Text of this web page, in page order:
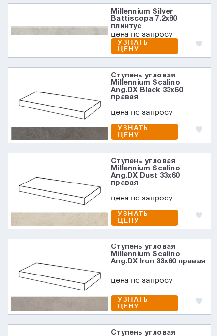
Millennium Silver
Battiscopa 7.2х80
плинтус
цена по запросу
УЗНАТЬ
ЦЕНУ
Ступень угловая
Millennium Scalino
Ang.DX Black 33x60
правая
цена по запросу
УЗНАТЬ
ЦЕНУ
Ступень угловая
Millennium Scalino
Ang.DX Dust 33x60
правая
цена по запросу
УЗНАТЬ
ЦЕНУ
Ступень угловая
Millennium Scalino
Ang.DX Iron 33x60 правая
цена по запросу
УЗНАТЬ
ЦЕНУ
Ступень угловая